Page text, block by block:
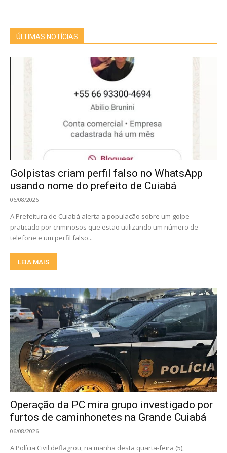
ÚLTIMAS NOTÍCIAS
Golpistas criam perfil falso no WhatsApp
usando nome do prefeito de Cuiabá
06/08/2026
A Prefeitura de Cuiabá alerta a população sobre um golpe
praticado por criminosos que estão utilizando um número de
telefone e um perfil falso...
LEIA MAIS
Operação da PC mira grupo investigado por
furtos de caminhonetes na Grande Cuiabá
06/08/2026
A Polícia Civil deflagrou, na manhã desta quarta-feira (5),